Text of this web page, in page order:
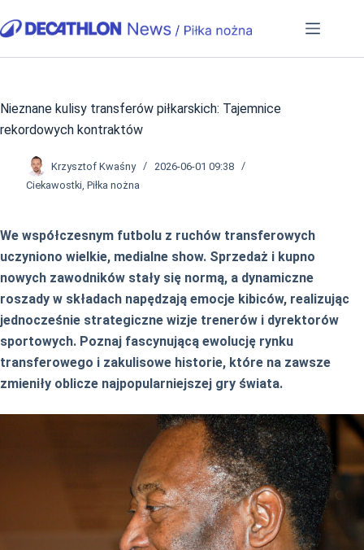
do
Nieznane kulisy transferów piłkarskich: Tajemnice
rekordowych kontraktów
Krzysztof Kwaśny
2026-06-01 09:38
Ciekawostki, Piłka nożna
We współczesnym futbolu z ruchów transferowych
uczyniono wielkie, medialne show. Sprzedaż i kupno
nowych zawodników stały się normą, a dynamiczne
roszady w składach napędzają emocje kibiców, realizując
jednocześnie strategiczne wizje trenerów i dyrektorów
sportowych. Poznaj fascynującą ewolucję rynku
transferowego i zakulisowe historie, które na zawsze
zmieniły oblicze najpopularniejszej gry świata.